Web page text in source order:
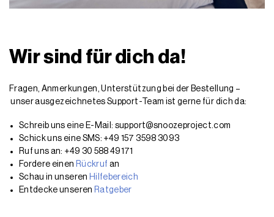
Wir sind für dich da!
Fragen, Anmerkungen, Unterstützung bei der Bestellung –
unser ausgezeichnetes Support-Team ist gerne für dich da:
Schreib uns eine E-Mail: support@snoozeproject.com
Schick uns eine SMS: +49 157 3598 3093
Ruf uns an: +49 30 588 49171
Fordere einen Rückruf an
Schau in unseren Hilfebereich
Entdecke unseren Ratgeber